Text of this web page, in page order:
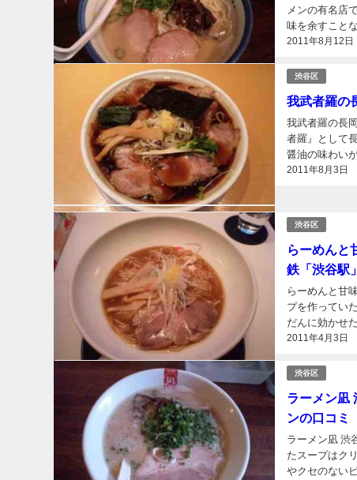
2011年8月12日
メンの有名店
味を余すこと
渋谷区
我武者羅の
2011年8月3日
我武者羅の長
者羅』として
醤油の味わい
渋谷区
らーめんと
鉄「渋谷駅
2011年4月3日
らーめんと甘
プを作ってい
だんに効かせ
渋谷区
ラーメン凪
ンの口コ
ラーメン凪 渋
たスープはク
やクセのない